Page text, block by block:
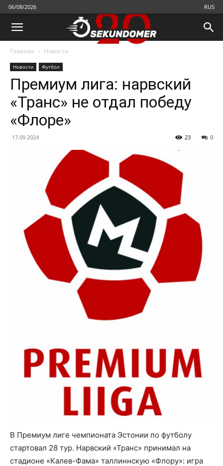
06/08/2026 RUS
Главная Новости
Новости Футбол
Премиум лига: нарвский
«Транс» не отдал победу
«Флоре»
17.09.2024 0
23
В Премиум лиге чемпионата Эстонии по футболу
стартовал 28 тур. Нарвский «Транс» принимал на
стадионе «Калев-Фама» таллиннскую «Флору»: игра